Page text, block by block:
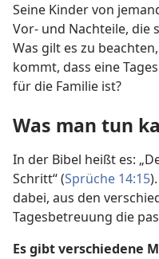
Seine Kinder von
Vor- und Nachteile, die
Was gilt es zu
kommt, dass eine
für die Familie ist?
Was man tun
In der Bibel heißt es:
Schritt“ (Sprüche 14:15
dabei, aus den
Tagesbetreuung die
Es gibt verschiedene